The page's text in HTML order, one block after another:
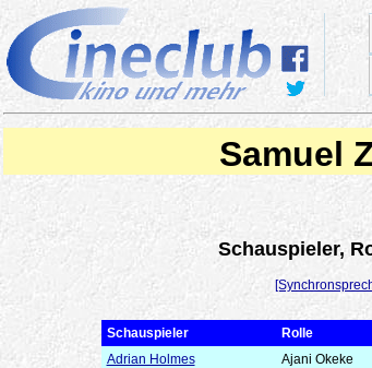
Samuel
Schauspieler,
Schauspieler Rolle
Adrian Holmes
Ajani Okeke